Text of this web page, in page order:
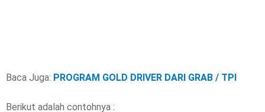
Baca Juga: PROGRAM GOLD DRIVER DARI GRAB / TPI
Berikut adalah contohnya :